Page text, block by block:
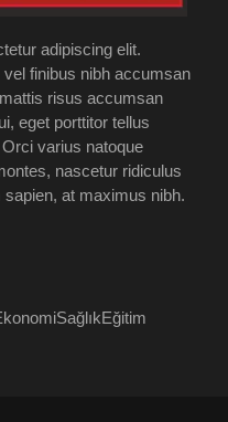
adipiscing elit.
finibus nibh accumsan
risus accumsan
eget porttitor tellus
varius natoque
nascetur ridiculus
at maximus nibh.
SağlıkEğitim